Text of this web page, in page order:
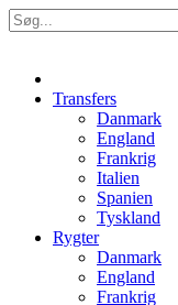
Transfers
Danmark
England
Frankrig
Italien
Spanien
Tyskland
Rygter
Danmark
England
Frankrig